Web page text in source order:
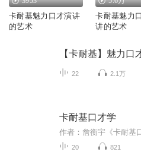
卡耐基魅力口才演讲
的艺术
卡耐基魅力
讲的艺术
【卡耐基】魅力口
22 2.1万
卡耐基口才学
20 821